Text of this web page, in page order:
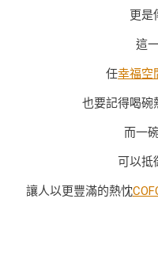
更是
這
任幸福空
也要記得喝碗
而一
可以抵
讓人以更豐滿的熱忱